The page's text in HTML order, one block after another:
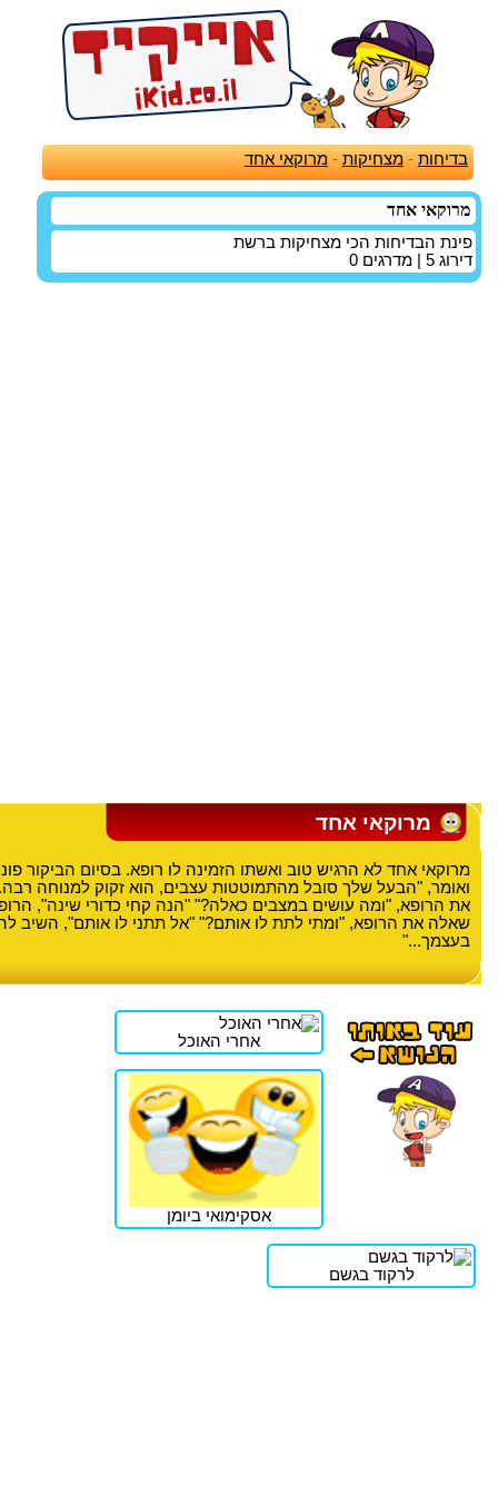
בדיחות -מצחיקות -מרוקאי אחד
מרוקאי אחד
פינת הבדיחות הכי מצחיקות ברשת
דירוג 5 | מדרגים 0
מרוקאי אחד
מרוקאי אחד לא הרגיש טוב ואשתו הזמינה לו רופא. בסיום הביקור
ואומר, "הבעל שלך סובל מהתמוטטות עצבים, הוא זקוק למנוחה
את הרופא, "ומה עושים במצבים כאלה?" "הנה קחי כדורי שינה",
שאלה את הרופא, "ומתי לתת לו אותם?" "אל תתני לו אותם", השיב
בעצמך..."
אחרי האוכל
אסקימואי ביומן
לרקוד בגשם